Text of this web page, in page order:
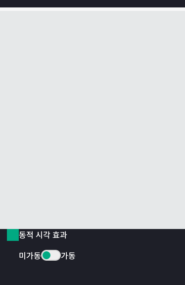
재 장바구니가 비어있습니다
동적 시각 효과
미가동
가동